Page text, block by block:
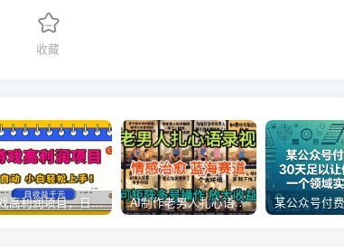
收藏
游戏高利润项目，日收益1k+，全自动，无需值守，解放双手，小白轻松上手【揭秘】 AI制作老男人扎心语录，5分钟一条，操作简单，流量非常大，保姆级教程